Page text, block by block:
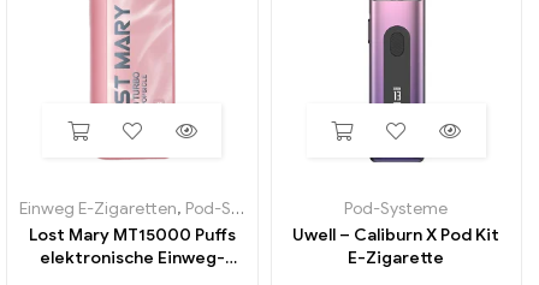
Einweg E-Zigaretten, Pod-Systeme
Lost Mary MT15000 Puffs
elektronische Einweg-
Pod-Systeme
Uwell – Caliburn X Pod Kit
E-Zigarette